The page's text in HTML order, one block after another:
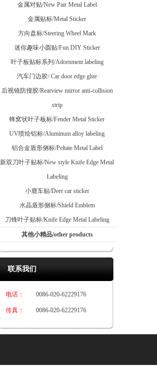
金属对贴/New Pair Metal Label
金属贴标/Metal Sticker
方向盘标/Steering Wheel Mark
迷你趣味小圆贴/Fun DIY Sticker
叶子板贴标系列/Adornment labeling
汽车门边胶/ Car door edge glue
后视镜防撞胶/Rearview mirror anti-collision
strip
蜂窝状叶子板标/Fender Metal Sticker
UV喷绘铝标/Aluminum alloy labeling
铝合金盾形侧标/Peltate Metal Label
新双刀叶子贴标/New style Knife Edge Metal
Labeling
小鹿车贴/Deer car sticker
水晶盾形侧标/Shield Emblem
刀锋叶子贴标/Knife Edge Metal Labeling
其他小精品/other products
联系我们
电话： 0086-020-62229176
传真： 0086-020-62229176